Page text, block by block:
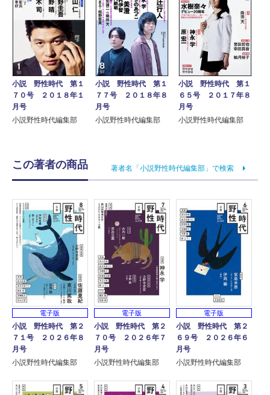
小説 野性時代 第１
７０号 ２０１８年１
月号
小説野性時代編集部
小説 野性時代 第１
７７号 ２０１８年８
月号
小説野性時代編集部
小説 野性時代 第１
６５号 ２０１７年８
月号
小説野性時代編集部
この著者の商品 著者名「小説野性時代編集部」で検索
電子版
小説 野性時代 第２
７１号 ２０２６年８
月号
小説野性時代編集部
電子版
小説 野性時代 第２
７０号 ２０２６年７
月号
小説野性時代編集部
電子版
小説 野性時代 第２
６９号 ２０２６年６
月号
小説野性時代編集部